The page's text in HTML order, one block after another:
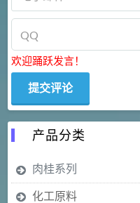
欢迎踊跃发言！
产品分类
肉桂系列
化工原料